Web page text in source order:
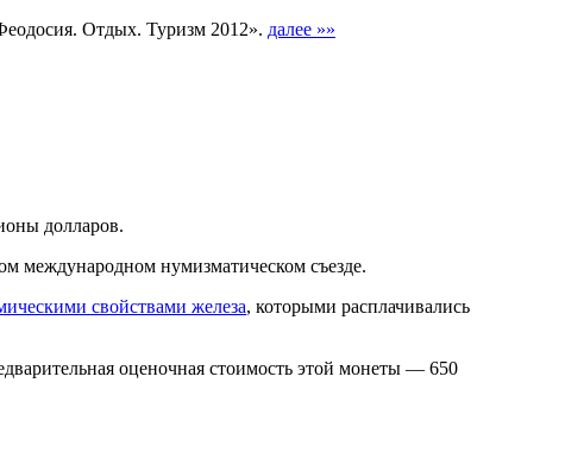
Отдых. Туризм 2012». далее »»
долларов.
международном нумизматическом съезде.
свойствами железа, которыми расплачивались
оценочная стоимость этой монеты — 650